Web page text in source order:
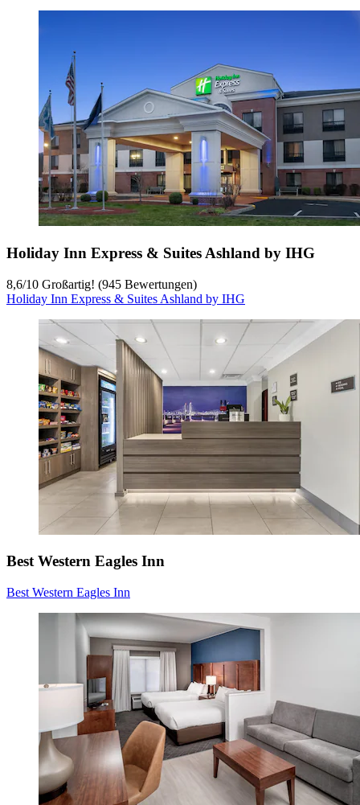
Holiday Inn Express & Suites Ashland by IHG
8,6/10 Großartig! (945 Bewertungen)
Holiday Inn Express & Suites Ashland by IHG
Best Western Eagles Inn
Best Western Eagles Inn